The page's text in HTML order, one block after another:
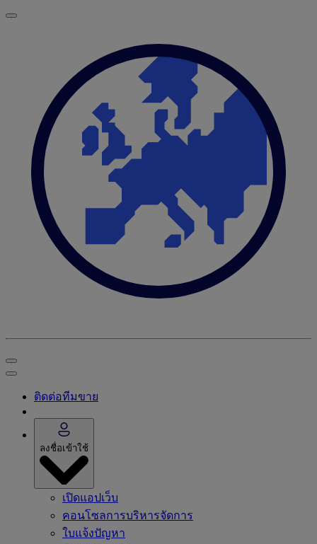
ติดต่อทีมขาย
ลงชื่อเข้าใช้
เปิดแอปเว็บ
คอนโซลการบริหารจัดการ
ใบแจ้งปัญหา